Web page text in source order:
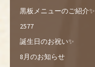
黒板メニューのご紹介✨
2577
誕生日のお祝い✨
8月のお知らせ